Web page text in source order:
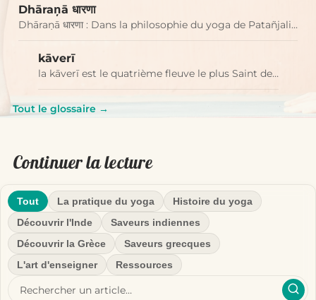
Dhāraņā धारणा
Dhāraṇā धारणा : Dans la philosophie du yoga de Patañjali…
kāverī
la kāverī est le quatrième fleuve le plus Saint de…
Tout le glossaire →
Continuer la lecture
Tout La pratique du yoga
Histoire du yoga
Découvrir l'Inde
Saveurs indiennes
Découvrir la Grèce
Saveurs grecques
L'art d'enseigner
Ressources